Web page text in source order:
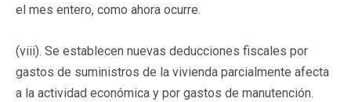
el mes entero, como ahora ocurre.
(viii). Se establecen nuevas deducciones fiscales por
gastos de suministros de la vivienda parcialmente afecta
a la actividad económica y por gastos de manutención.